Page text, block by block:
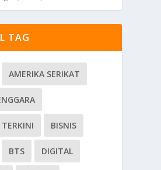
TAG
AMERIKA SERIKAT
BISNIS
BTS DIGITAL